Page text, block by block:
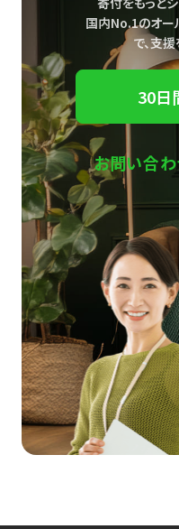
国内No.1のオー
で、支援
30日
お問い合わ